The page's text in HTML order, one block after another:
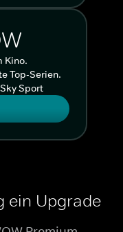
Kino.
Top-Serien.
Sport
ein Upgrade